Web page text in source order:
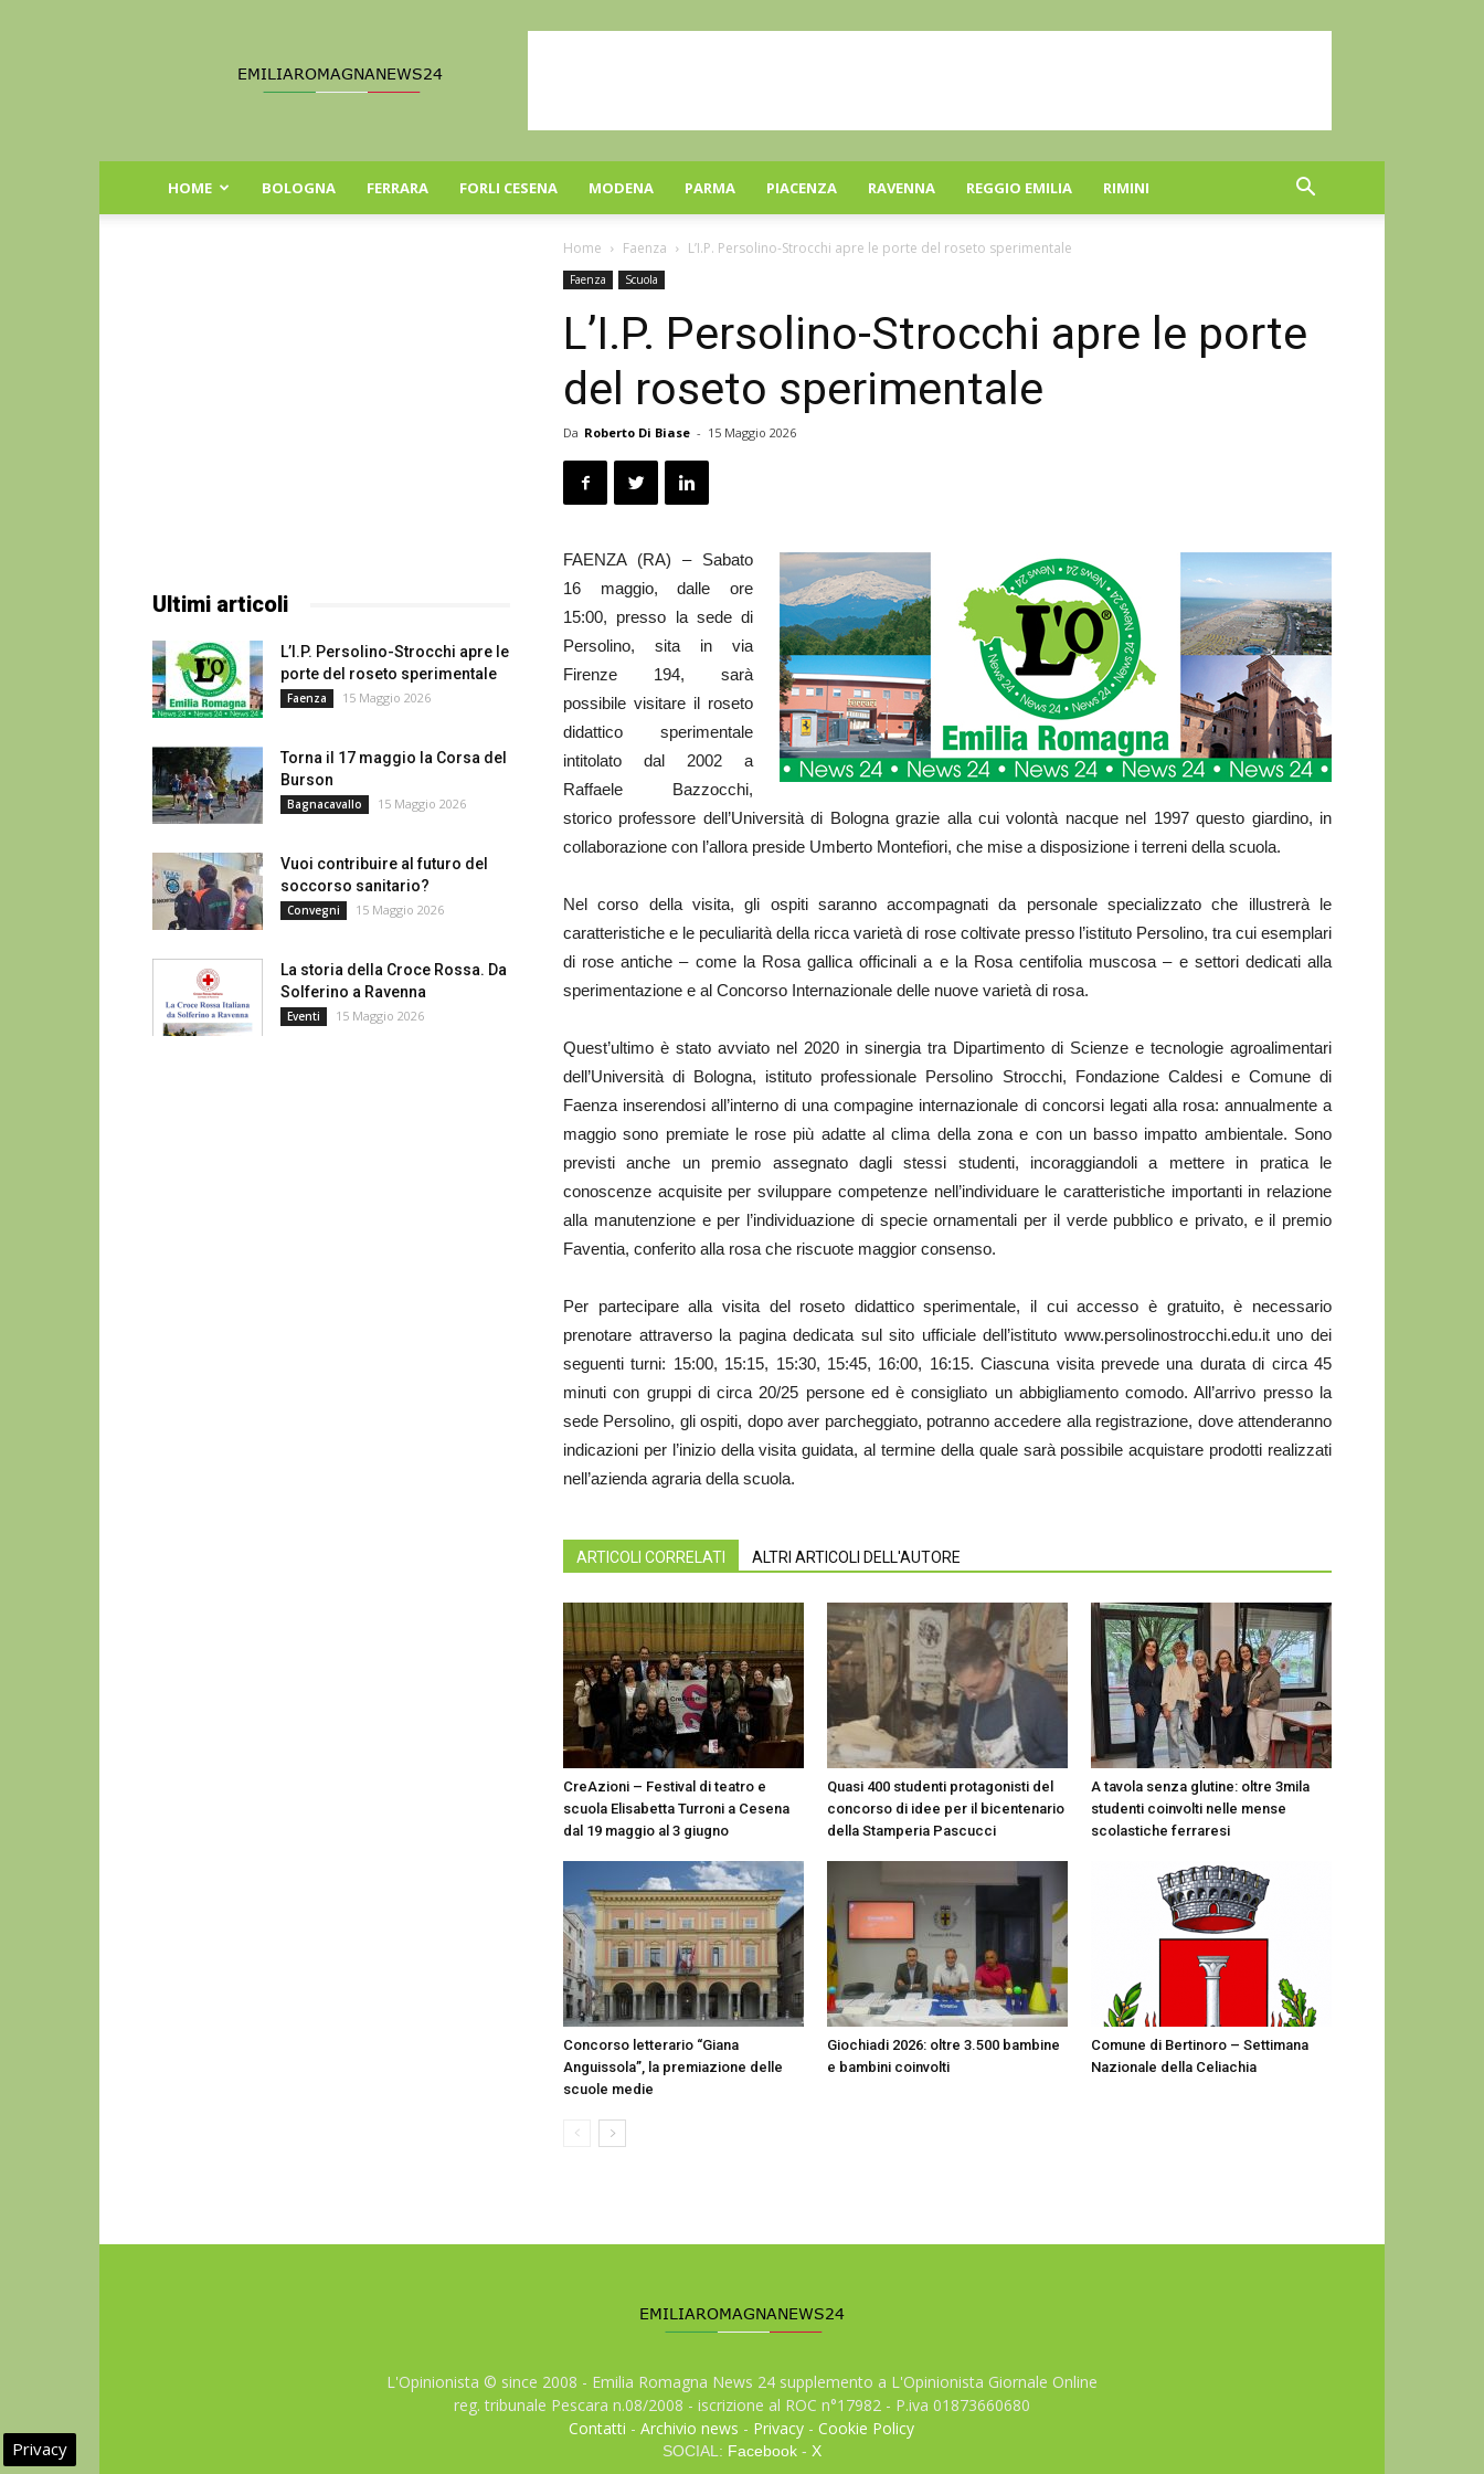
Romagna
HOME BOLOGNA FERRARA FORLI CESENA MODENA PARMA PIACENZA RAVENNA REGGIO EMILIA RIMINI
Home Faenza L’I.P. Persolino-Strocchi apre le porte del roseto sperimentale
Faenza Scuola
L’I.P. Persolino-Strocchi apre le porte
del roseto sperimentale
Da Roberto Di Biase - 15 Maggio 2026
FAENZA (RA) – Sabato
16 maggio, dalle ore
15:00, presso la sede di
Persolino, sita in via
Firenze 194, sarà
possibile visitare il roseto
didattico sperimentale
intitolato dal 2002 a
Raffaele Bazzocchi,
storico professore dell’Università di Bologna grazie alla cui volontà nacque nel 1997 questo giardino, in
collaborazione con l’allora preside Umberto Montefiori, che mise a disposizione i terreni della scuola.
Nel corso della visita, gli ospiti saranno accompagnati da personale specializzato che illustrerà le
caratteristiche e le peculiarità della ricca varietà di rose coltivate presso l’istituto Persolino, tra cui esemplari
di rose antiche – come la Rosa gallica officinali a e la Rosa centifolia muscosa – e settori dedicati alla
sperimentazione e al Concorso Internazionale delle nuove varietà di rosa.
Quest’ultimo è stato avviato nel 2020 in sinergia tra Dipartimento di Scienze e tecnologie agroalimentari
dell’Università di Bologna, istituto professionale Persolino Strocchi, Fondazione Caldesi e Comune di
Faenza inserendosi all’interno di una compagine internazionale di concorsi legati alla rosa: annualmente a
maggio sono premiate le rose più adatte al clima della zona e con un basso impatto ambientale. Sono
previsti anche un premio assegnato dagli stessi studenti, incoraggiandoli a mettere in pratica le
conoscenze acquisite per sviluppare competenze nell’individuare le caratteristiche importanti in relazione
alla manutenzione e per l’individuazione di specie ornamentali per il verde pubblico e privato, e il premio
Faventia, conferito alla rosa che riscuote maggior consenso.
Per partecipare alla visita del roseto didattico sperimentale, il cui accesso è gratuito, è necessario
prenotare attraverso la pagina dedicata sul sito ufficiale dell’istituto www.persolinostrocchi.edu.it uno dei
seguenti turni: 15:00, 15:15, 15:30, 15:45, 16:00, 16:15. Ciascuna visita prevede una durata di circa 45
minuti con gruppi di circa 20/25 persone ed è consigliato un abbigliamento comodo. All’arrivo presso la
sede Persolino, gli ospiti, dopo aver parcheggiato, potranno accedere alla registrazione, dove attenderanno
indicazioni per l’inizio della visita guidata, al termine della quale sarà possibile acquistare prodotti realizzati
nell’azienda agraria della scuola.
ARTICOLI CORRELATI ALTRI ARTICOLI DELL'AUTORE
CreAzioni – Festival di teatro e
scuola Elisabetta Turroni a Cesena
dal 19 maggio al 3 giugno
Quasi 400 studenti protagonisti del
concorso di idee per il bicentenario
della Stamperia Pascucci
A tavola senza glutine: oltre 3mila
studenti coinvolti nelle mense
scolastiche ferraresi
Concorso letterario “Giana
Anguissola”, la premiazione delle
scuole medie
Giochiadi 2026: oltre 3.500 bambine
e bambini coinvolti
Comune di Bertinoro – Settimana
Nazionale della Celiachia
Ultimi articoli
L’I.P. Persolino-Strocchi apre le
porte del roseto sperimentale
Faenza 15 Maggio 2026
Torna il 17 maggio la Corsa del
Burson
Bagnacavallo 15 Maggio 2026
Vuoi contribuire al futuro del
soccorso sanitario?
Convegni 15 Maggio 2026
La storia della Croce Rossa. Da
Solferino a Ravenna
Eventi 15 Maggio 2026
L'Opinionista © since 2008 - Emilia Romagna News 24 supplemento a L'Opinionista Giornale Online
reg. tribunale Pescara n.08/2008 - iscrizione al ROC n°17982 - P.iva 01873660680
Contatti -Archivio news - Privacy -Cookie Policy
SOCIAL: Facebook- X
Privacy